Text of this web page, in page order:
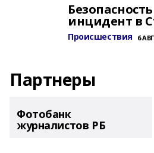
инцидент в
Происшествия 6
Партнеры
Фотобанк
журналистов РБ